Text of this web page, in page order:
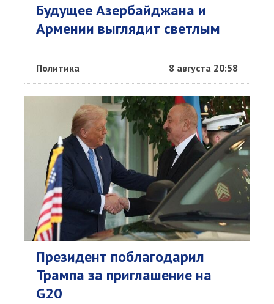
Будущее Азербайджана и
Армении выглядит светлым
Политика 8 августа 20:58
Президент поблагодарил
Трампа за приглашение на
G20